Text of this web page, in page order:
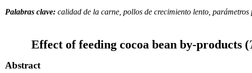
Palabras clave: calidad de la carne, pollos de crecimiento lento, parámetros
Effect of feeding cocoa bean by-products (
Abstract